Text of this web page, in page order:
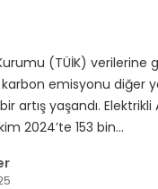
(TÜİK) verilerine
karbon emisyonu diğer
artış yaşandı.
2024’te 153 bin…